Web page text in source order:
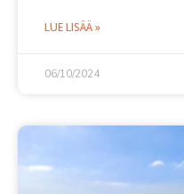
LUE LISÄÄ »
06/10/2024